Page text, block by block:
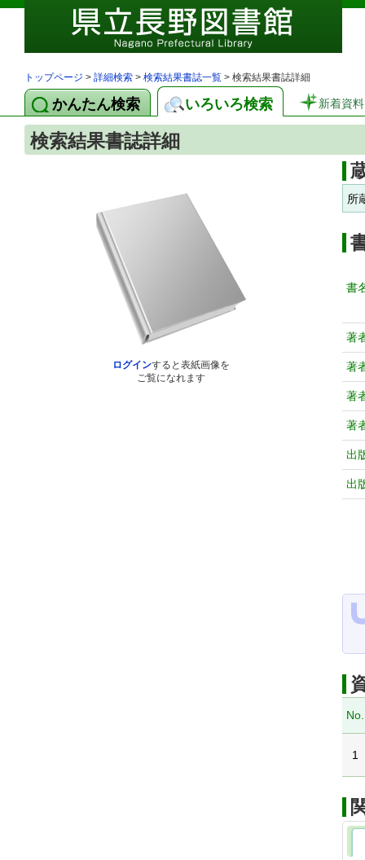
トップページ > 詳細検索 > 検索結果書誌一覧 > 検索結果書誌詳細
かんたん検索 いろいろ検索 新着資料
検索結果書誌詳細
ログインすると表紙画像を
ご覧になれます
所
書
著
著
著
著
出
出
No.
1